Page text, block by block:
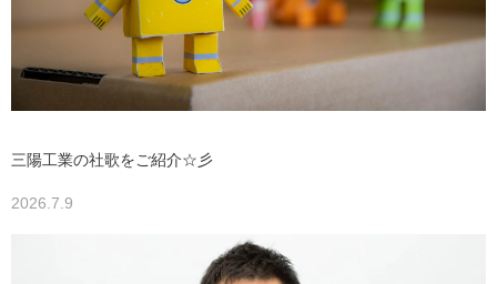
三陽工業の社歌をご紹介☆彡
2026.7.9